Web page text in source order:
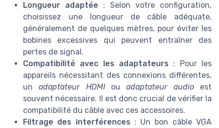
Longueur adaptée : Selon votre configuration,
choisissez une longueur de câble adéquate,
généralement de quelques mètres, pour éviter les
bobines excessives qui peuvent entraîner des
pertes de signal.
Compatibilité avec les adaptateurs : Pour les
appareils nécessitant des connexions différentes,
unadaptateur HDMIouadaptateur audioest
souvent nécessaire. Il est donc crucial de vérifier la
compatibilité du câble avec ces accessoires.
Filtrage des interférences : Un bon câble VGA